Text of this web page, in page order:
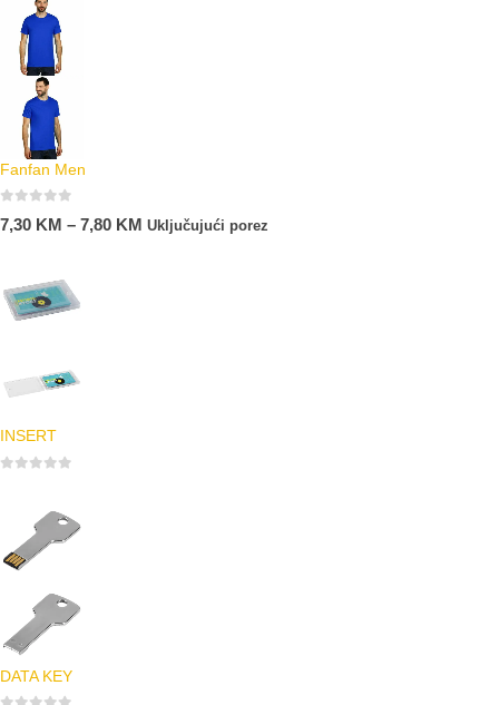
Fanfan Men
7,30 KM – 7,80 KM Uključujući porez
INSERT
DATA KEY